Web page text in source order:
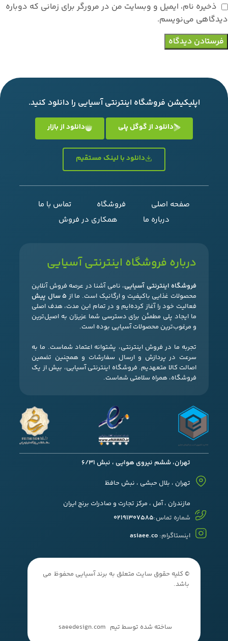
ذخیره نام، ایمیل و وبسایت من در مرورگر برای زمانی که دوباره
دیدگاهی می‌نویسم.
اپلیکیشن فروشگاه اینترنتی آسیایی را دانلود کنید.
دانلود از گوگل پلی دانلود از بازار
دانلود با لینک مستقیم
صفحه اصلی فروشگاه
تماس با ما
درباره ما
همکاری در فروش
درباره فروشگاه اینترنتی آسیایی
فروشگاه اینترنتی آسیایی، نامی آشنا در عرصه فروش آنلاین
محصولات غذایی باکیفیت و ارگانیک است. ما از ۵ سال پیش
فعالیت خود را آغاز کرده‌ایم و در تمام این مدت، هدف اصلی
ما ایجاد پلی مطمئن برای دسترسی شما عزیزان به اصیل‌ترین
و مرغوب‌ترین محصولات آسیایی بوده است.
تجربه ما در فروش اینترنتی، پشتوانه اعتماد شماست. ما به
سرعت در پردازش و ارسال سفارشات و همچنین تضمین
اصالت کالا متعهدیم. فروشگاه اینترنتی آسیایی، بیش از یک
فروشگاه، همراه سلامتی شماست.
تهران، ششم نیروی هوایی ، نبش 6/31
تهران ، بلال حبشی ، نبش حافظ
مازندران ، آمل ، مرکز تجارت و صادرات برنج ایران
شماره تماس:02191307585
اینستاگرام:
© کلیه حقوق سایت متعلق به برند آسیایی محفوظ می
باشد.
ساخته شده توسط تیم saeedesign.com